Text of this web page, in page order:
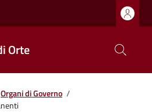
Orte
Organi di Governo /